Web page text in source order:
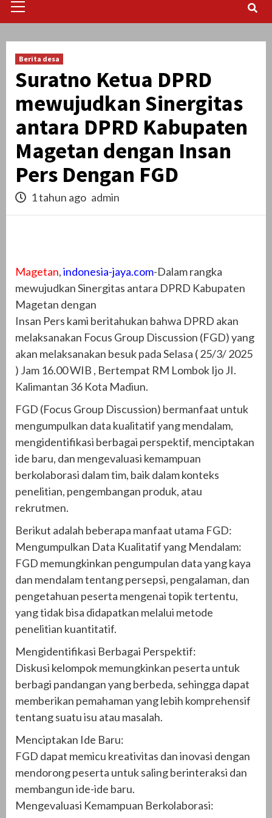
Menu
Berita desa
Suratno Ketua DPRD
mewujudkan Sinergitas
antara DPRD Kabupaten
Magetan dengan Insan
Pers Dengan FGD
1 tahun ago admin
Magetan,indonesia-jaya.com-Dalam rangka
mewujudkan Sinergitas antara DPRD Kabupaten
Magetan dengan
Insan Pers kami beritahukan bahwa DPRD akan
melaksanakan Focus Group Discussion (FGD) yang
akan melaksanakan besuk pada Selasa ( 25/3/ 2025
) Jam 16.00 WIB , Bertempat RM Lombok Ijo JI.
Kalimantan 36 Kota Madiun.
FGD (Focus Group Discussion) bermanfaat untuk
mengumpulkan data kualitatif yang mendalam,
mengidentifikasi berbagai perspektif, menciptakan
ide baru, dan mengevaluasi kemampuan
berkolaborasi dalam tim, baik dalam konteks
penelitian, pengembangan produk, atau
rekrutmen.
Berikut adalah beberapa manfaat utama FGD:
Mengumpulkan Data Kualitatif yang Mendalam:
FGD memungkinkan pengumpulan data yang kaya
dan mendalam tentang persepsi, pengalaman, dan
pengetahuan peserta mengenai topik tertentu,
yang tidak bisa didapatkan melalui metode
penelitian kuantitatif.
Mengidentifikasi Berbagai Perspektif:
Diskusi kelompok memungkinkan peserta untuk
berbagi pandangan yang berbeda, sehingga dapat
memberikan pemahaman yang lebih komprehensif
tentang suatu isu atau masalah.
Menciptakan Ide Baru:
FGD dapat memicu kreativitas dan inovasi dengan
mendorong peserta untuk saling berinteraksi dan
membangun ide-ide baru.
Mengevaluasi Kemampuan Berkolaborasi: